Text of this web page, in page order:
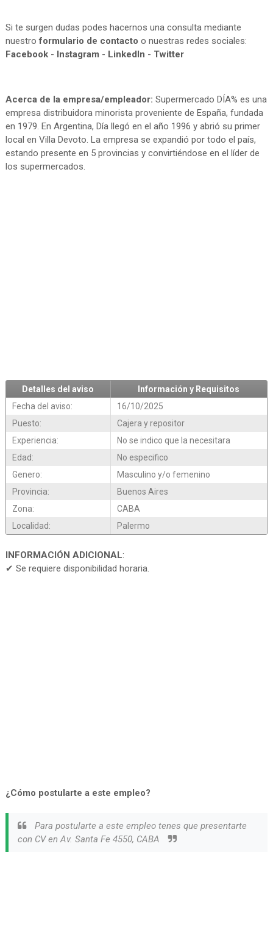
Si te surgen dudas podes hacernos una consulta mediante
nuestroformulario de contacto o nuestras redes sociales:
Facebook- Instagram - LinkedIn - Twitter
Acerca de la empresa/empleador: Supermercado DÍA% es una
empresa distribuidora minorista proveniente de España, fundada
en 1979. En Argentina, Día llegó en el año 1996 y abrió su primer
local en Villa Devoto. La empresa se expandió por todo el país,
estando presente en 5 provincias y convirtiéndose en el líder de
los supermercados.
Detalles del aviso
Información y Requisitos
Fecha del aviso:
16/10/2025
Puesto:
Cajera y repositor
Experiencia:
No se indico que la necesitara
Edad:
No especifico
Genero:
Masculino y/o femenino
Provincia:
Buenos Aires
Zona:
CABA
Localidad:
Palermo
INFORMACIÓN ADICIONAL:
✔ Se requiere disponibilidad horaria.
¿Cómo postularte a este empleo?
Para postularte a este empleo tenes que presentarte
con CV en Av. Santa Fe 4550, CABA